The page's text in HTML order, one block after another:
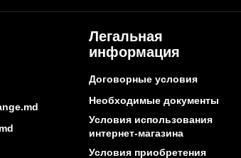
Легальная
информация
Договорные условия
Необходимые документы
Условия использования
интернет-магазина
Условия приобретения